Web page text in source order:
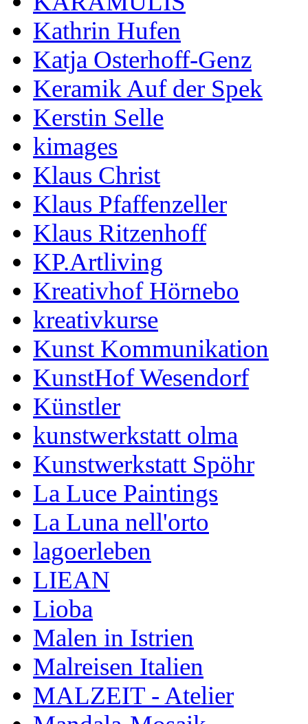
Kathrin Hufen
Katja Osterhoff-Genz
Keramik Auf der Spek
Kerstin Selle
kimages
Klaus Christ
Klaus Pfaffenzeller
Klaus Ritzenhoff
KP.Artliving
Kreativhof Hörnebo
kreativkurse
Kunst Kommunikation
KunstHof Wesendorf
Künstler
kunstwerkstatt olma
Kunstwerkstatt Spöhr
La Luce Paintings
La Luna nell'orto
lagoerleben
LIEAN
Lioba
Malen in Istrien
Malreisen Italien
MALZEIT - Atelier